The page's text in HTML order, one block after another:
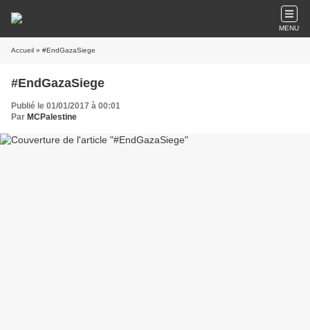
MENU
Accueil » #EndGazaSiege
#EndGazaSiege
Publié le 01/01/2017 à 00:01
Par MCPalestine